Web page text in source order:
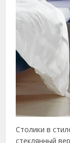
Столики в
стеклянный